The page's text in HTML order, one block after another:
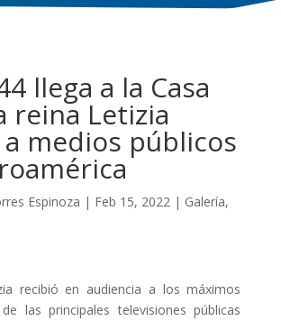
llega a la Casa
reina Letizia
medios públicos
Espinoza | Feb 15, 2022| Galería,
recibió en audiencia a los máximos
las principales televisiones públicas